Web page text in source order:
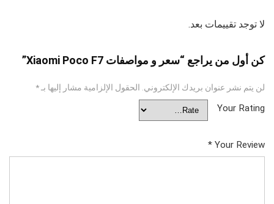
لا توجد تقييمات بعد.
كن أول من يراجع “سعر و مواصفات Xiaomi Poco F7”
لن يتم نشر عنوان بريدك الإلكتروني. الحقول الإلزامية مشار إليها بـ*
Your Rating
Your Review
*